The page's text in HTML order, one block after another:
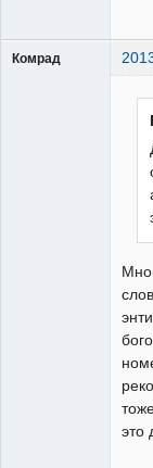
Комрад
это